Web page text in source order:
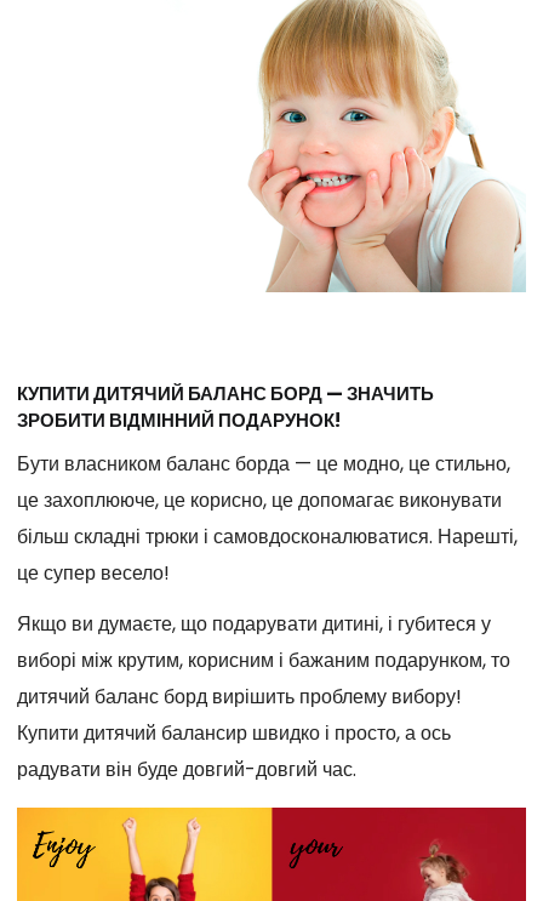
КУПИТИ ДИТЯЧИЙ БАЛАНС БОРД — ЗНАЧИТЬ
ЗРОБИТИ ВІДМІННИЙ ПОДАРУНОК!
Бути власником баланс борда — це модно, це стильно,
це захоплююче, це корисно, це допомагає виконувати
більш складні трюки і самовдосконалюватися. Нарешті,
це супер весело!
Якщо ви думаєте, що подарувати дитині, і губитеся у
виборі між крутим, корисним і бажаним подарунком, то
дитячий баланс борд вирішить проблему вибору!
Купити дитячий балансир швидко і просто, а ось
радувати він буде довгий-довгий час.